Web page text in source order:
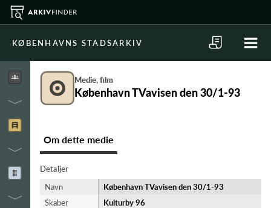
KØBENHAVNS STADSARKIV
Medie, film
København TVavisen den 30/1-93
Om dette medie
Detaljer
Navn
København TVavisen den 30/1-93
Skaber
Kulturby 96